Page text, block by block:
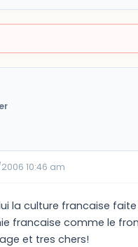
10:46 am
la culture francaise
francaise comme le
et tres chers!